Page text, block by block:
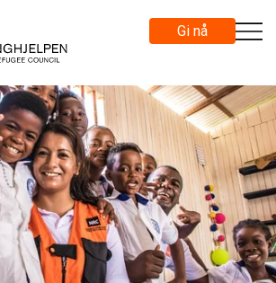
Gi nå